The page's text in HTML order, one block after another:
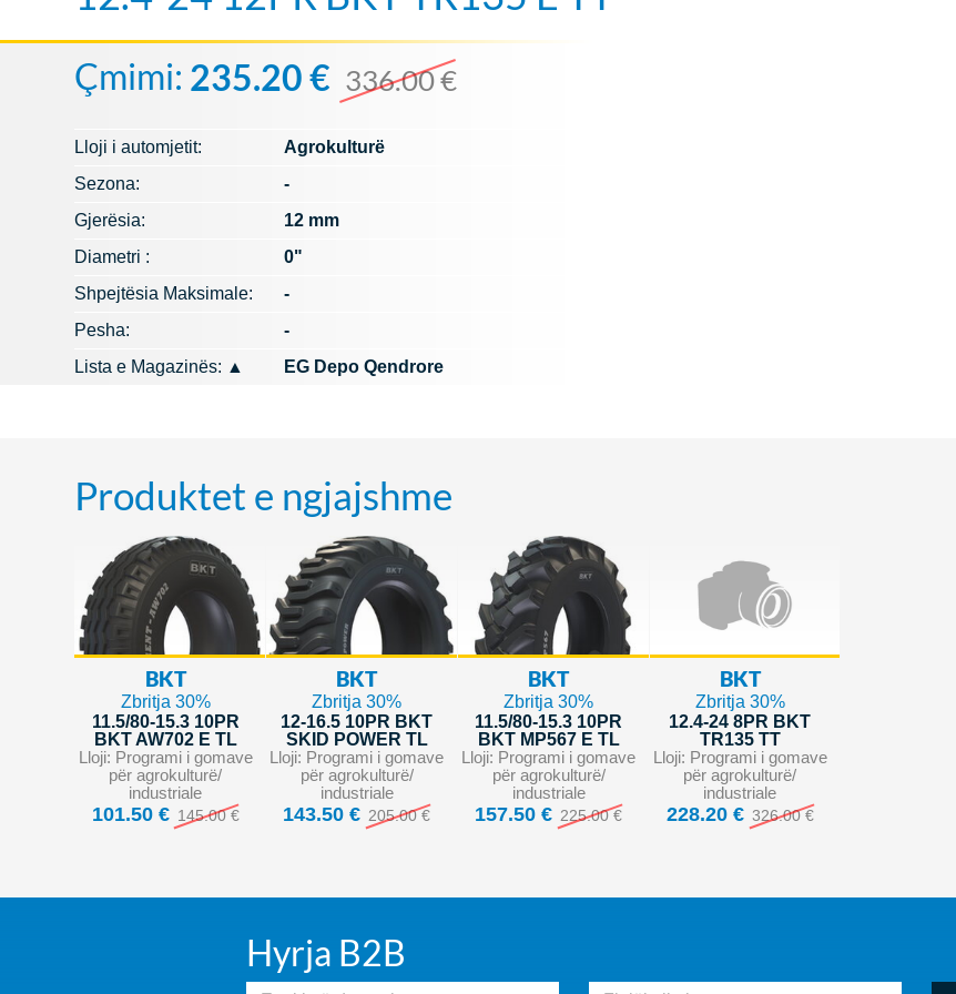
Çmimi: 235.20 € 336.00 €
Lloji i automjetit:
Agrokulturë
Sezona:
-
Gjerësia:
12 mm
Diametri :
0"
Shpejtësia Maksimale:
-
Pesha:
-
Lista e Magazinës: ▲ EG Depo Qendrore
Produktet e ngjajshme
BKT
Zbritja 30%
11.5/80-15.3 10PR
BKT AW702 E TL
Lloji: Programi i gomave
për agrokulturë/
industriale
101.50 € 145.00 €
BKT
Zbritja 30%
12-16.5 10PR BKT
SKID POWER TL
Lloji: Programi i gomave
për agrokulturë/
industriale
143.50 € 205.00 €
BKT
Zbritja 30%
11.5/80-15.3 10PR
BKT MP567 E TL
Lloji: Programi i gomave
për agrokulturë/
industriale
157.50 € 225.00 €
BKT
Zbritja 30%
12.4-24 8PR BKT
TR135 TT
Lloji: Programi i gomave
për agrokulturë/
industriale
228.20 € 326.00 €
Hyrja B2B